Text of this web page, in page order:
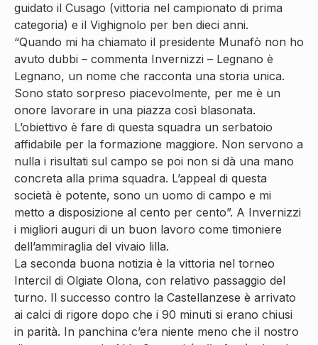
guidato il Cusago (vittoria nel campionato di prima
categoria) e il Vighignolo per ben dieci anni.
“Quando mi ha chiamato il presidente Munafò non ho
avuto dubbi – commenta Invernizzi – Legnano è
Legnano, un nome che racconta una storia unica.
Sono stato sorpreso piacevolmente, per me è un
onore lavorare in una piazza così blasonata.
L’obiettivo è fare di questa squadra un serbatoio
affidabile per la formazione maggiore. Non servono a
nulla i risultati sul campo se poi non si dà una mano
concreta alla prima squadra. L’appeal di questa
società è potente, sono un uomo di campo e mi
metto a disposizione al cento per cento”. A Invernizzi
i migliori auguri di un buon lavoro come timoniere
dell’ammiraglia del vivaio lilla.
La seconda buona notizia è la vittoria nel torneo
Intercil di Olgiate Olona, con relativo passaggio del
turno. Il successo contro la Castellanzese è arrivato
ai calci di rigore dopo che i 90 minuti si erano chiusi
in parità. In panchina c’era niente meno che il nostro